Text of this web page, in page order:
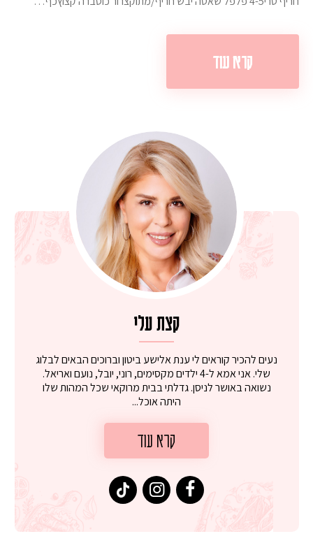
קרא עוד
קצת עלי
נעים להכיר קוראים לי ענת אלישע ביטון וברוכים הבאים לבלוג
שלי. אני אמא ל-4 ילדים מקסימים, רוני, יובל, נועם ואריאל.
נשואה באושר לניסן. גדלתי בבית מרוקאי שכל המהות שלו
היתה אוכל...
קרא עוד